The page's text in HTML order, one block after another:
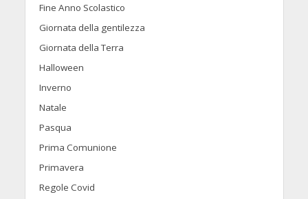
Fine Anno Scolastico
Giornata della gentilezza
Giornata della Terra
Halloween
Inverno
Natale
Pasqua
Prima Comunione
Primavera
Regole Covid